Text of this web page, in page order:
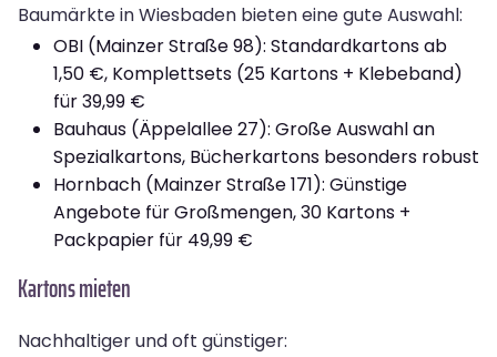
Baumärkte in Wiesbaden bieten eine gute Auswahl:
OBI (Mainzer Straße 98): Standardkartons ab
1,50 €, Komplettsets (25 Kartons + Klebeband)
für 39,99 €
Bauhaus (Äppelallee 27): Große Auswahl an
Spezialkartons, Bücherkartons besonders robust
Hornbach (Mainzer Straße 171): Günstige
Angebote für Großmengen, 30 Kartons +
Packpapier für 49,99 €
Kartons mieten
Nachhaltiger und oft günstiger: